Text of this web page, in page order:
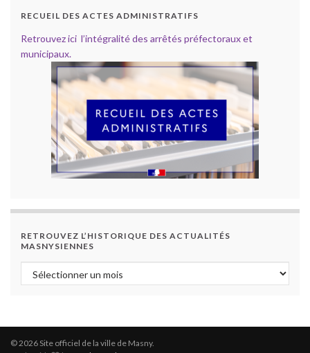
RECUEIL DES ACTES ADMINISTRATIFS
Retrouvez ici l’intégralité des arrêtés préfectoraux et
municipaux.
RETROUVEZ L’HISTORIQUE DES ACTUALITÉS
MASNYSIENNES
Retrouvez l’historique des actualités masnysiennes
© 2026 Site officiel de la ville de Masny.